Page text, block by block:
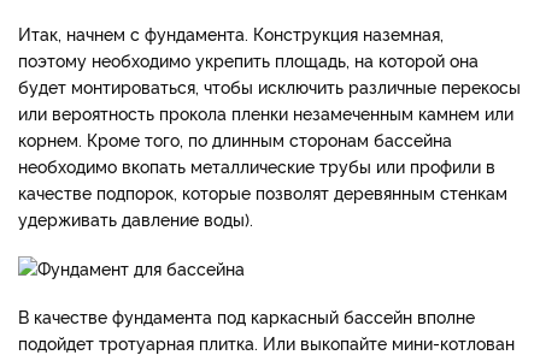
Итак, начнем с фундамента. Конструкция наземная,
поэтому необходимо укрепить площадь, на которой она
будет монтироваться, чтобы исключить различные перекосы
или вероятность прокола пленки незамеченным камнем или
корнем. Кроме того, по длинным сторонам бассейна
необходимо вкопать металлические трубы или профили в
качестве подпорок, которые позволят деревянным стенкам
удерживать давление воды).
В качестве фундамента под каркасный бассейн вполне
подойдет тротуарная плитка. Или выкопайте мини-котлован